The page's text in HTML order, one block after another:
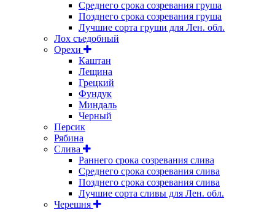
Среднего срока созревания груша
Позднего срока созревания груша
Лучшие сорта груши для Лен. обл.
Лох съедобный
Орехи
Каштан
Лещина
Грецкий
Фундук
Миндаль
Черный
Персик
Рябина
Слива
Раннего срока созревания слива
Среднего срока созревания слива
Позднего срока созревания слива
Лучшие сорта сливы для Лен. обл.
Черешня